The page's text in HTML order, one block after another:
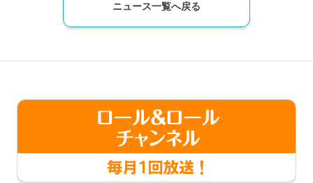
ニュース一覧へ戻る